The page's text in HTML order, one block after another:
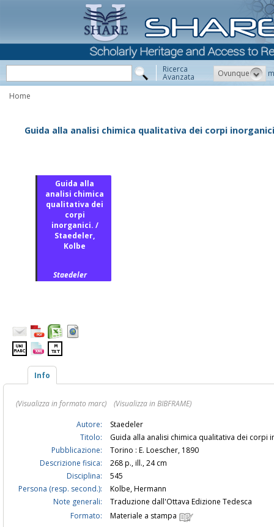
Ricerca
Avanzata Ovunque
Home
Guida alla analisi chimica qualitativa dei corpi
Guida alla
analisi chimica
qualitativa dei
corpi
inorganici. /
Staedeler,
Kolbe
Staedeler
Info
(Visualizza in formato marc)
(Visualizza in BIBFRAME)
Autore:
Staedeler
Titolo:
Guida alla analisi chimica qualitativa dei corpi
Pubblicazione:
Torino : E. Loescher, 1890
Descrizione fisica:
268 p., ill., 24 cm
Disciplina:
545
Persona (resp. second.):
Kolbe, Hermann
Note generali:
Traduzione dall'Ottava Edizione Tedesca
Formato:
Materiale a stampa